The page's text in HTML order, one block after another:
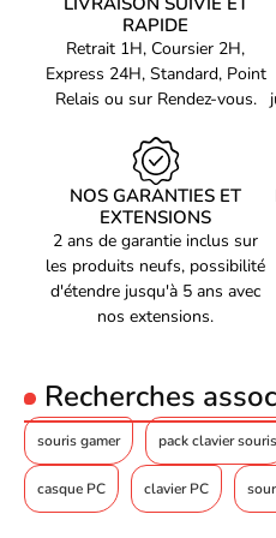
ses haut-parleurs de haute
explosion ou ambiance de jeu
immersion totale. Une qualité
vos performances en jeu.
Nombre de modes de
résolution des
mouvements
6
Accélération (max)
35
Taux de transfert
Taux d'interrogation
Bande de fréquence
2.4
Type de capteur
Couleur du produit
Coloration de surface
Matériau du pied
Éclairage
Oui
RAPIDE
Retrait 1H, Coursier 2H,
Express 24H, Standard, Point
Relais ou sur Rendez-vous.
NOS GARANTIES ET
EXTENSIONS
2 ans de garantie inclus sur
les produits neufs, possibilité
d'étendre jusqu'à 5 ans avec
nos extensions.
Recherches
souris gamer pack clavier souris
casque PC clavier PC